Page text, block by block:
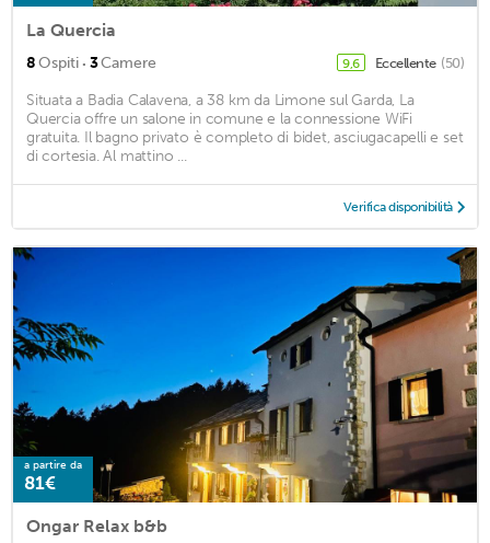
La Quercia
8Ospiti · 3Camere 9,6 Eccellente (50)
Situata a Badia Calavena, a 38 km da Limone sul Garda, La
Quercia offre un salone in comune e la connessione WiFi
gratuita. Il bagno privato è completo di bidet, asciugacapelli e set
di cortesia. Al mattino ...
Verifica disponibilità
a partire da
81€
Ongar Relax b&b